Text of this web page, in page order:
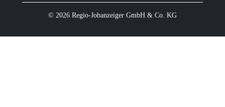
© 2026 Regio-Jobanzeiger GmbH & Co. KG